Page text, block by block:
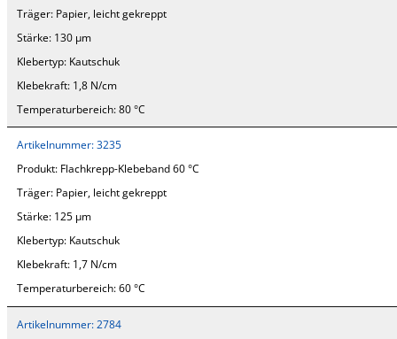
Träger: Papier, leicht gekreppt
Stärke: 130 µm
Klebertyp: Kautschuk
Klebekraft: 1,8 N/cm
Temperaturbereich:80 °C
Artikelnummer:3235
Produkt: Flachkrepp-Klebeband 60 °C
Träger: Papier, leicht gekreppt
Stärke: 125 µm
Klebertyp: Kautschuk
Klebekraft: 1,7 N/cm
Temperaturbereich:60 °C
Artikelnummer: 2784